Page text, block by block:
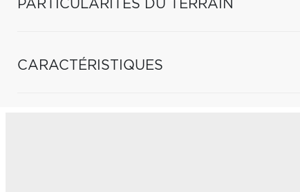
PARTICULARITÉS DU TERRAIN
CARACTÉRISTIQUES